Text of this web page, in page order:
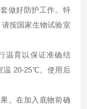
做好防护工作。特
按国家生物试验室
温育以保证准确结
温 20-25℃。使用后
。在加入底物前确